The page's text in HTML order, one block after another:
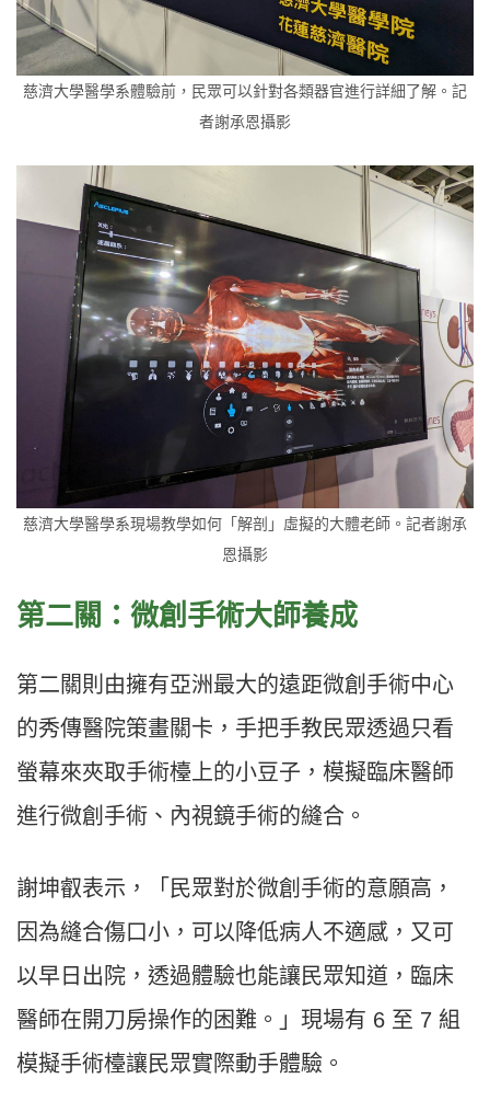
慈濟大學醫學系體驗前，民眾可以針對各類器官進行詳細了解。記
者謝承恩攝影
慈濟大學醫學系現場教學如何「解剖」虛擬的大體老師。記者謝承
恩攝影
第二關：微創手術大師養成
第二關則由擁有亞洲最大的遠距微創手術中心
的秀傳醫院策畫關卡，手把手教民眾透過只看
螢幕來夾取手術檯上的小豆子，模擬臨床醫師
進行微創手術、內視鏡手術的縫合。
謝坤叡表示，「民眾對於微創手術的意願高，
因為縫合傷口小，可以降低病人不適感，又可
以早日出院，透過體驗也能讓民眾知道，臨床
醫師在開刀房操作的困難。」現場有 6 至 7 組
模擬手術檯讓民眾實際動手體驗。